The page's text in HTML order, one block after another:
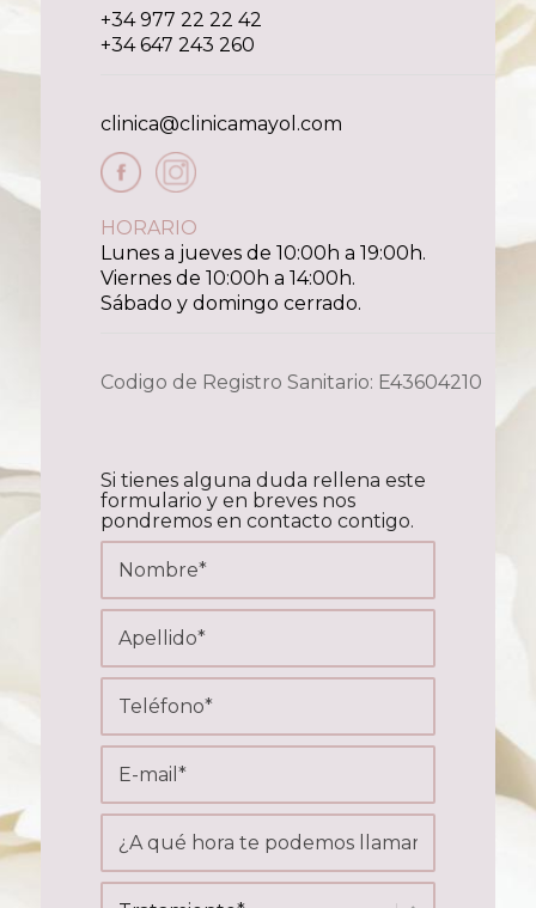
+34 977 22 22 42
+34 647 243 260
clinica@clinicamayol.com
HORARIO
Lunes a jueves de 10:00h a 19:00h.
Viernes de 10:00h a 14:00h.
Sábado y domingo cerrado.
Codigo de Registro Sanitario: E43604210
Si tienes alguna duda rellena este
formulario y en breves nos
pondremos en contacto contigo.